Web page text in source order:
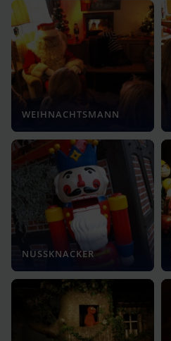
WEIHNACHTSMANN
NUSSKNACKER